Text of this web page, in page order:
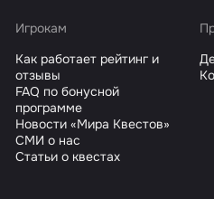
Игрокам
Как работает рейтинг и
отзывы
FAQ по бонусной
программе
Новости «Мира Квестов»
СМИ о нас
Статьи о квестах